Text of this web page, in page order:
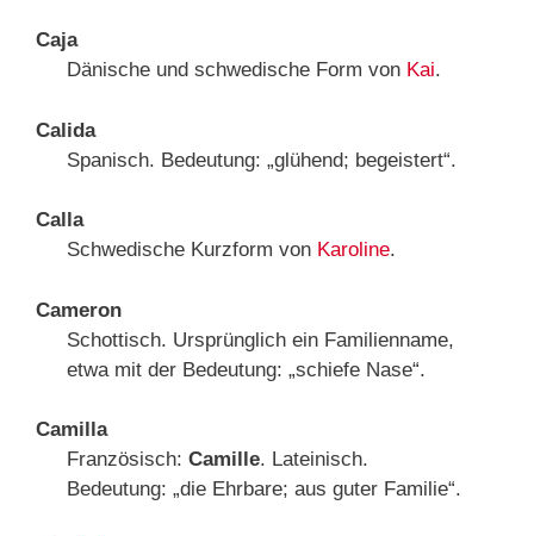
Caja
Dänische und schwedische Form von Kai.
Calida
Spanisch. Bedeutung: „glühend; begeistert“.
Calla
Schwedische Kurzform von Karoline.
Cameron
Schottisch. Ursprünglich ein Familienname,
etwa mit der Bedeutung: „schiefe Nase“.
Camilla
Französisch: Camille. Lateinisch.
Bedeutung: „die Ehrbare; aus guter Familie“.